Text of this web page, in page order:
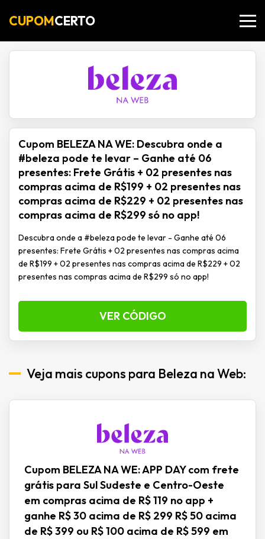
CUPOMCERTO
Cupom BELEZA NA WE: Descubra onde a
#beleza pode te levar – Ganhe até 06
presentes: Frete Grátis + 02 presentes nas
compras acima de R$199 + 02 presentes nas
compras acima de R$229 + 02 presentes nas
compras acima de R$299 só no app!
Descubra onde a #beleza pode te levar - Ganhe até 06
presentes: Frete Grátis + 02 presentes nas compras acima
de R$199 + 02 presentes nas compras acima de R$229 + 02
presentes nas compras acima de R$299 só no app!
VER CÓDIGO
Veja mais cupons para Beleza na Web:
Cupom BELEZA NA WE: APP DAY com frete
grátis para Sul Sudeste e Centro-Oeste
em compras acima de R$ 119 no app +
ganhe R$ 30 acima de R$ 299 R$ 50 acima
de R$ 399 ou R$ 100 acima de R$ 599 em